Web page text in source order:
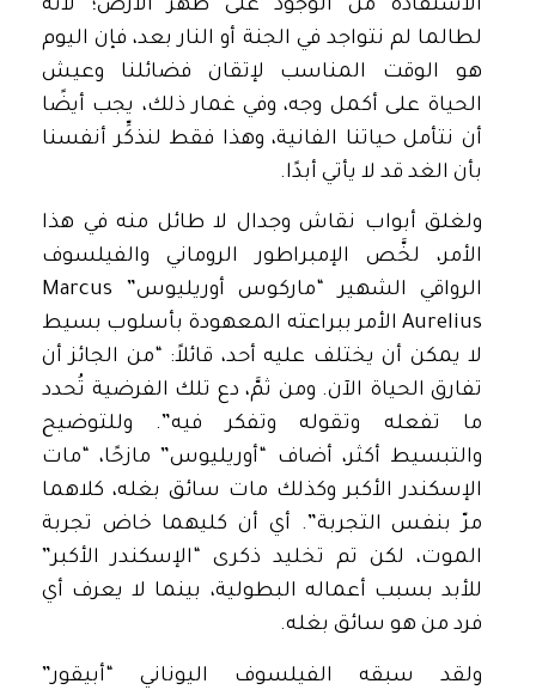
الاستفادة من الوجود على ظهر الأرض؛ لأنه
لطالما لم نتواجد في الجنة أو النار بعد، فإن اليوم
هو الوقت المناسب لإتقان فضائلنا وعيش
الحياة على أكمل وجه، وفي غمار ذلك، يجب أيضًا
أن نتأمل حياتنا الفانية، وهذا فقط لنذكِّر أنفسنا
بأن الغد قد لا يأتي أبدًا.
ولغلق أبواب نقاش وجدال لا طائل منه في هذا
الأمر، لخَّص الإمبراطور الروماني والفيلسوف
الرواقي الشهير “ماركوس أوريليوس” Marcus
Aurelius الأمر ببراعته المعهودة بأسلوب بسيط
لا يمكن أن يختلف عليه أحد، قائلاً: “من الجائز أن
تفارق الحياة الآن. ومن ثمَّ، دع تلك الفرضية تُحدد
ما تفعله وتقوله وتفكر فيه”. وللتوضيح
والتبسيط أكثر، أضاف “أوريليوس” مازحًا، “مات
الإسكندر الأكبر وكذلك مات سائق بغله، كلاهما
مرّ بنفس التجربة”. أي أن كليهما خاض تجربة
الموت، لكن تم تخليد ذكرى “الإسكندر الأكبر”
للأبد بسبب أعماله البطولية، بينما لا يعرف أي
فرد من هو سائق بغله.
ولقد سبقه الفيلسوف اليوناني “أبيقور”